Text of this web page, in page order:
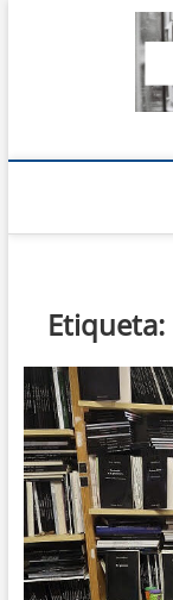
Etiqueta: